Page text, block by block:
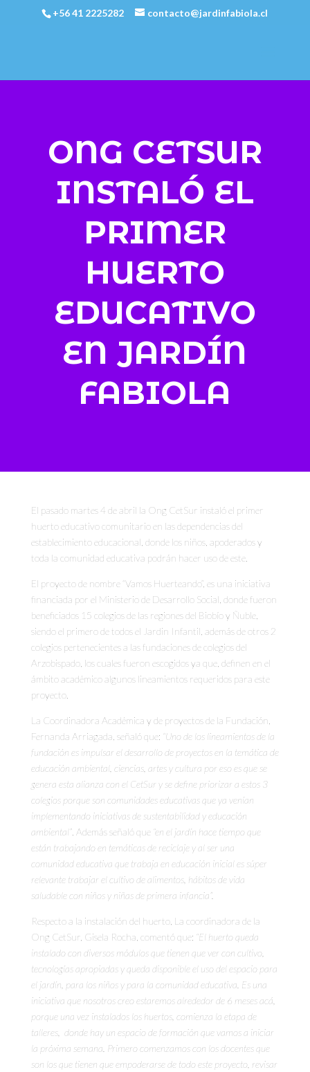
+56 41 2225282 contacto@jardinfabiola.cl
ONG CETSUR
INSTALÓ EL
PRIMER
HUERTO
EDUCATIVO
EN JARDÍN
FABIOLA
El pasado martes 4 de abril la Ong CetSur instaló el primer
huerto educativo comunitario en las dependencias del
establecimiento educacional, donde los niños, apoderados y
toda la comunidad educativa podrán hacer uso de este.
El proyecto de nombre “Vamos Huerteando”, es una iniciativa
financiada por el Ministerio de Desarrollo Social, donde fueron
beneficiados 15 colegios de las regiones del Biobío y Ñuble,
siendo el primero de todos el Jardin Infantil, además de otros 2
colegios pertenecientes a las fundaciones de colegios del
Arzobispado, los cuales fueron escogidos ya que, definen en el
ámbito académico algunos lineamientos requeridos para este
proyecto.
La Coordinadora Académica y de proyectos de la Fundación,
Fernanda Arriagada, señaló que: “Uno de los lineamientos de la
fundación es impulsar el desarrollo de proyectos en la temática de
educación ambiental, ciencias, artes y cultura por eso es que se
genera esta alianza con el CetSur y se define priorizar a estos 3
colegios porque son comunidades educativas que ya venían
implementando iniciativas de sustentabilidad y educación
ambiental”. Además señaló que “en el jardín hace tiempo que
están trabajando en temáticas de reciclaje y al ser una
comunidad educativa que trabaja en educación inicial es súper
relevante trabajar el cultivo de alimentos, hábitos de vida
saludable con niños y niñas de primera infancia”.
Respecto a la instalación del huerto, La coordinadora de la
Ong CetSur, Gisela Rocha, comentó que: “El huerto queda
instalado con diversos módulos que tienen que ver con cultivo,
tecnologías apropiadas y queda disponible el uso del espacio para
el jardín, para los niños y para la comunidad educativa. Es una
iniciativa que nosotros creo estaremos alrededor de 6 meses acá,
porque una vez instalados los huertos, comienza la etapa de
talleres, donde hay un espacio de formación que vamos a iniciar
la próxima semana. Primero comenzamos con los docentes que
son los que tienen que empoderarse de todo este proyecto, revisar